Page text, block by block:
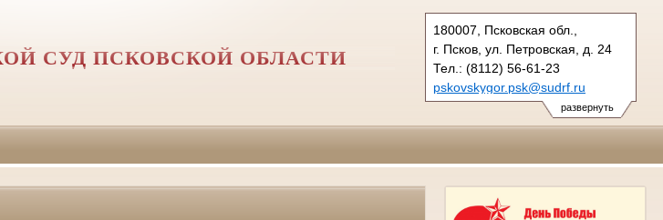
развернуть
180007, Псковская обл.,
г. Псков, ул. Петровская, д. 24
Тел.: (8112) 56-61-23
pskovskygor.psk@sudrf.ru
СУД ПСКОВСКОЙ ОБЛАСТИ